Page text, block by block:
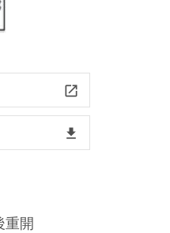
launch
file_download
重開